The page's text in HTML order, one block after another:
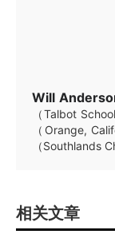
Will
（Talbot
（Orange,
（Southlands
相关文章